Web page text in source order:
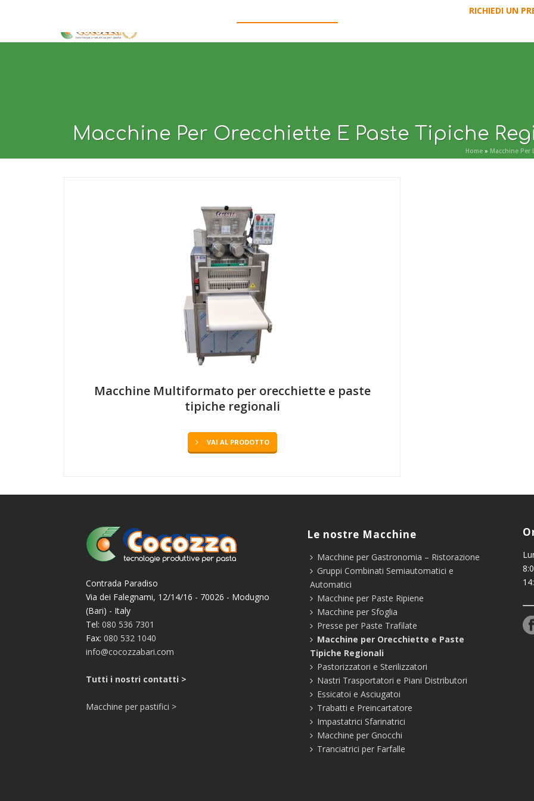
RICHIEDI UN
USATO GARANTITO
Macchine Per Orecchiette E Paste Tipiche
Home » Macchine Per
Macchine Multiformato per orecchiette e paste
tipiche regionali
VAI AL PRODOTTO
Contrada Paradiso
Via dei Falegnami, 12/14/16 - 70026 - Modugno
(Bari) - Italy
Tel: 080 536 7301
Fax: 080 532 1040
info@cocozzabari.com
Tutti i nostri contatti >
Macchine per pastifici >
Le nostre Macchine
Macchine per Gastronomia – Ristorazione
Gruppi Combinati Semiautomatici e
Automatici
Macchine per Paste Ripiene
Macchine per Sfoglia
Presse per Paste Trafilate
Macchine per Orecchiette e Paste
Tipiche Regionali
Pastorizzatori e Sterilizzatori
Nastri Trasportatori e Piani Distributori
Essicatoi e Asciugatoi
Trabatti e Preincartatore
Impastatrici Sfarinatrici
Macchine per Gnocchi
Tranciatrici per Farfalle